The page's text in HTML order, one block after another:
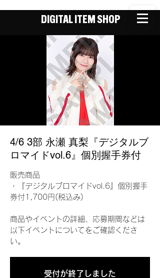
DIGITAL ITEM SHOP
4/6 3部 永瀬 真梨『デジタルブ
ロマイドvol.6』個別握手券付
販売商品
・『デジタルブロマイドvol.6』個別握手
券付1,700円(税込み)
商品やイベントの詳細、応募期間などは
以下イベントについてをご確認くださ
い。
受付が終了しました